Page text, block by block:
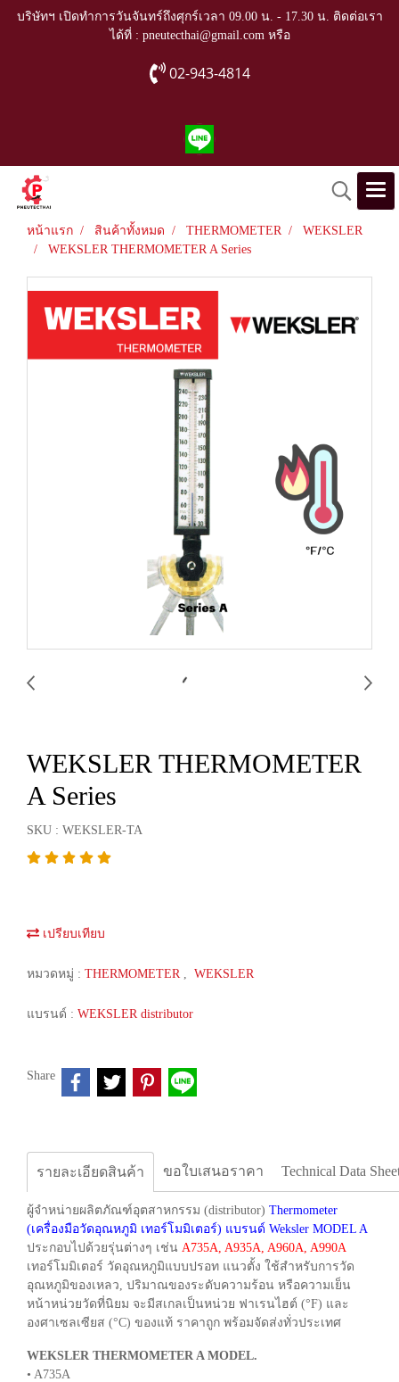
บริษัทฯ เปิดทำการวันจันทร์ถึงศุกร์เวลา 09.00 น. - 17.30 น. ติดต่อเรา
ได้ที่ : pneutecthai@gmail.com หรือ
02-943-4814
หน้าแรก สินค้าทั้งหมด THERMOMETER
WEKSLER
WEKSLER THERMOMETER A Series
WEKSLER THERMOMETER
A Series
SKU : WEKSLER-TA
เปรียบเทียบ
หมวดหมู่ : THERMOMETER , WEKSLER
แบรนด์ : WEKSLER distributor
Share
รายละเอียดสินค้า ขอใบเสนอราคา Technical Data
ผู้จำหน่ายผลิตภัณฑ์อุตสาหกรรม (distributor) Thermometer
(เครื่องมือวัดอุณหภูมิ เทอร์โมมิเตอร์) แบรนด์ Weksler MODEL A
ประกอบไปด้วยรุ่นต่างๆ เช่น A735A, A935A, A960A, A990A
เทอร์โมมิเตอร์ วัดอุณหภูมิแบบปรอท แนวตั้ง ใช้สำหรับการวัด
อุณหภูมิของเหลว, ปริมาณของระดับความร้อน หรือความเย็น
หน้าหน่วยวัดที่นิยม จะมีสเกลเป็นหน่วย ฟาเรนไฮต์ (°F) และ
องศาเซลเซียส (°C) ของแท้ ราคาถูก พร้อมจัดส่งทั่วประเทศ
WEKSLER THERMOMETER A MODEL.
• A735A